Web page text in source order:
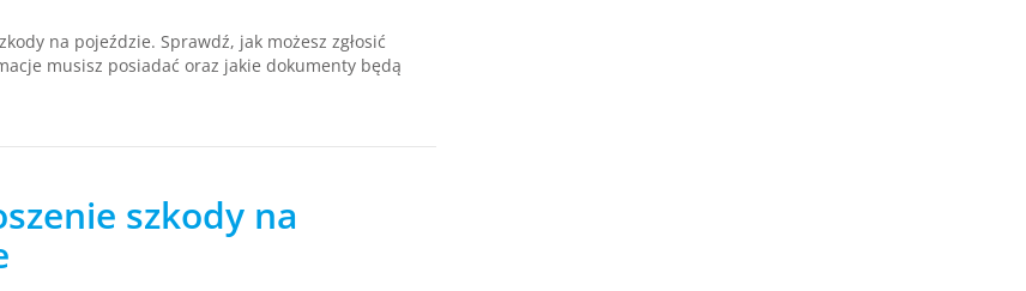
na pojeździe. Sprawdź, jak możesz zgłosić
musisz posiadać oraz jakie dokumenty będą
szkody na